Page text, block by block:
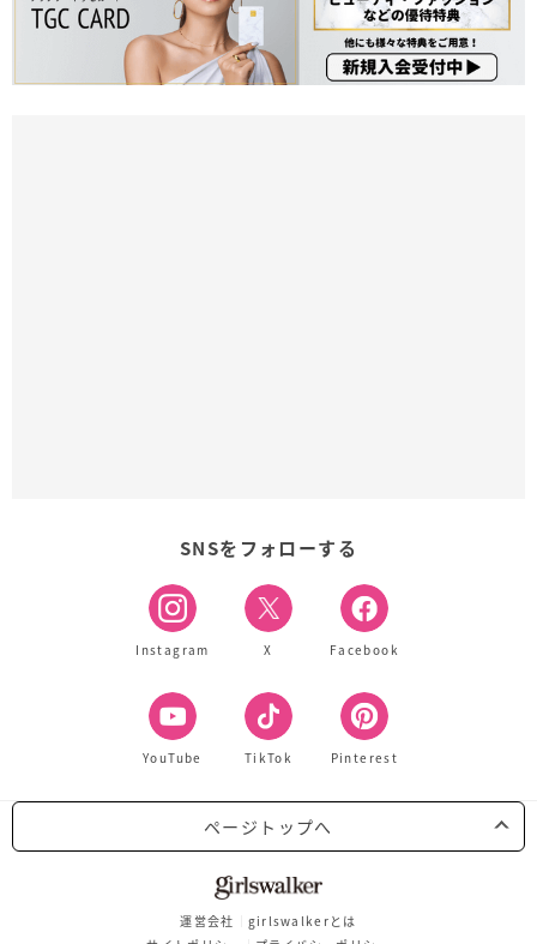
SNSをフォローする
Instagram X Facebook
YouTube TikTok Pinterest
ページトップへ
運営会社
girlswalkerとは